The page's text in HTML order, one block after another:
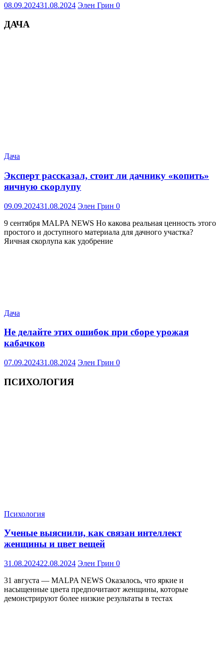
08.09.202431.08.2024 Элен Грин 0
ДАЧА
Дача
Эксперт рассказал, стоит ли дачнику «копить»
яичную скорлупу
09.09.202431.08.2024 Элен Грин 0
9 сентября MALPA NEWS Но какова реальная ценность этого
простого и доступного материала для дачного участка?
Яичная скорлупа как удобрение
Дача
Не делайте этих ошибок при сборе урожая
кабачков
07.09.202431.08.2024 Элен Грин 0
ПСИХОЛОГИЯ
Психология
Ученые выяснили, как связан интеллект
женщины и цвет вещей
31.08.202422.08.2024 Элен Грин 0
31 августа — MALPA NEWS Оказалось, что яркие и
насыщенные цвета предпочитают женщины, которые
демонстрируют более низкие результаты в тестах